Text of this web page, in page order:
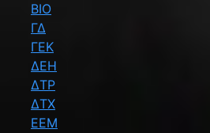
ΒΙΟ
ΓΔ
ΓΕΚ
ΔΕΗ
ΔΤΡ
ΔΤΧ
ΕΕΜ